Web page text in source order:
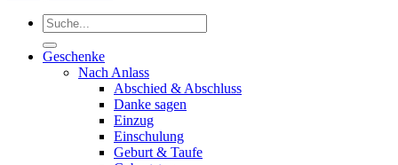
Suchen
nach:
Geschenke
Nach Anlass
Abschied & Abschluss
Danke sagen
Einzug
Einschulung
Geburt & Taufe